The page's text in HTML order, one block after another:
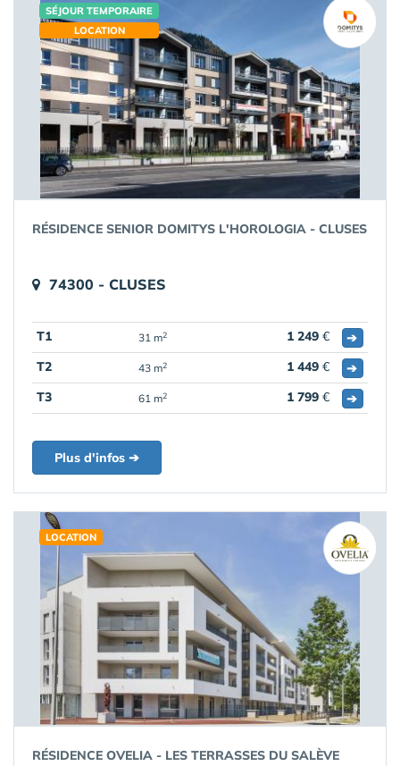
SÉJOUR TEMPORAIRE
LOCATION
RÉSIDENCE SENIOR DOMITYS L'HOROLOGIA - CLUSES
74300 - CLUSES
T1 31 m2 1 249 €
➔
T2
43 m2 1 449 €
➔
T3
61 m2 1 799 € ➔
Plus d'infos ➔
LOCATION
RÉSIDENCE OVELIA - LES TERRASSES DU SALÈVE